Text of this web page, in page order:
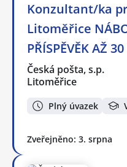
Konzultant/ka
Litoměřice
PŘÍSPĚVĚK AŽ
Česká pošta, s.p.
Litoměřice
Plný úvazek
Zveřejněno: 3. srpna